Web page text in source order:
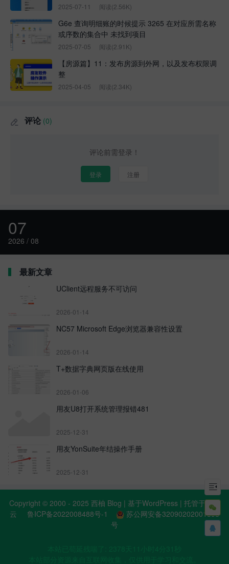
2025-07-11 阅读(2.56K)
G6e 查询明细账的时候提示 3265 在对应所需名称
或序数的集合中 未找到项目
2025-07-05 阅读(2.91K)
【房源篇】11：发布房源到外网，以及发布权限调
整
2025-04-05 阅读(2.34K)
 评论 (0)
评论前需登录！
登录 注册
07
2026 / 08
最新文章
UClient远程服务不可访问
2026-01-14
NC57 Microsoft Edge浏览器兼容性设置
2026-01-14
T+数据字典网页版在线使用
2026-01-06
用友U8打开系统管理报错481
2025-12-31
用友YonSuite年结操作手册
2025-12-31



Copyright © 2000 - 2025 西柚 Blog | 基于WordPress | 托管于阿里
云
鲁ICP备2022008488号-1
苏公网安备32090202001398
号